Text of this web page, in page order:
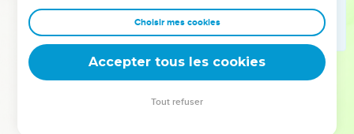
réserver pour moi le jour du sabbat, si vous franchissez ce
jour-là les portes de Jérusalem avec des charges sur le dos,
j’allumerai un feu dans la ville ; il consumera ses belles
maisons et ne s’éteindra pas.” »
© Société biblique française – Bibli’O, 1997, avec autorisation. Pour vous procurer
Choisir mes cookies
Accepter tous les cookies
Tout refuser